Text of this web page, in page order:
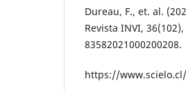
Dureau, F., et. al.
Revista INVI,
83582021000200208.
https://